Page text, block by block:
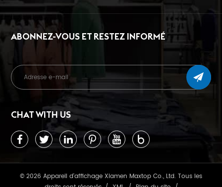
ABONNEZ-VOUS ET RESTEZ INFORMÉ
CHAT WITH US
© 2026 Appareil d'affichage Xiamen Maxtop Co., Ltd. Tous les